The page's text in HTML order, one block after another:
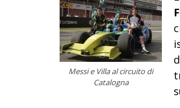
Messi e Villa al circuito di
Catalogna